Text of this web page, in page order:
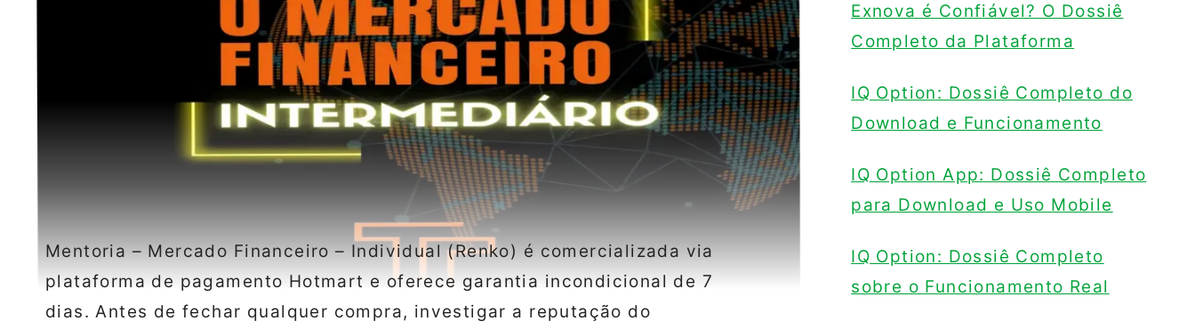
Mentoria – Mercado Financeiro – Individual (Renko) é comercializada via
plataforma de pagamento Hotmart e oferece garantia incondicional de 7
dias. Antes de fechar qualquer compra, investigar a reputação do
Exnova é Confiável? O Dossiê
Completo da Plataforma
IQ Option: Dossiê Completo do
Download e Funcionamento
IQ Option App: Dossiê Completo
para Download e Uso Mobile
IQ Option: Dossiê Completo
sobre o Funcionamento Real